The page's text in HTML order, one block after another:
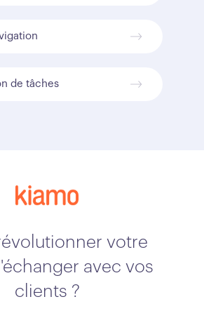
de tâches
votre
avec vos
clients ?